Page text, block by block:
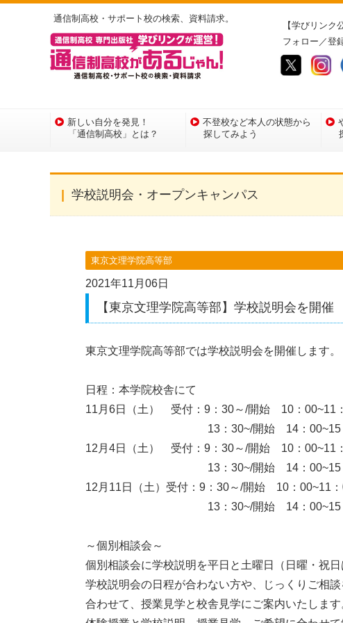
通信制高校・サポート校の検索、資料請求。
【学びリンク
フォロー／登
新しい自分を発見！
「通信制高校」とは？
不登校など本人の状態から
探してみよう
学校説明会・オープンキャンパス
東京文理学院高等部
2021年11月06日
【東京文理学院高等部】学校説明会を開催
東京文理学院高等部では学校説明会を開催します。
日程：本学院校舎にて
11月6日（土） 受付：9：30～/開始 10：00~11
13：30~/開始 14：00~15
12月4日（土） 受付：9：30～/開始 10：00~11
13：30~/開始 14：00~15
12月11日（土）受付：9：30～/開始 10：00~11
13：30~/開始 14：00~15
～個別相談会～
個別相談会に学校説明を平日と土曜日（日曜・祝
学校説明会の日程が合わない方や、じっくりご相
合わせて、授業見学と校舎見学にご案内いたします